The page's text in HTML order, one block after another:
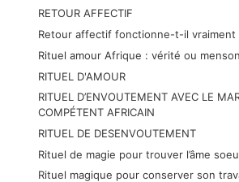
RETOUR AFFECTIF
Retour affectif fonctionne-t-il vraiment
Rituel amour Afrique : vérité ou
RITUEL D'AMOUR
RITUEL D’ENVOUTEMENT AVEC LE
COMPÉTENT AFRICAIN
RITUEL DE DESENVOUTEMENT
Rituel de magie pour trouver l’âme
Rituel magique pour conserver son